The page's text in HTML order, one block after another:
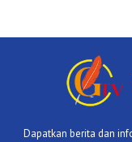
Dapatkan berita dan